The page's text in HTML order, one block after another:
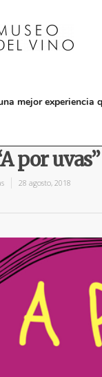
por uvas”
28 agosto, 2018
mejor experiencia